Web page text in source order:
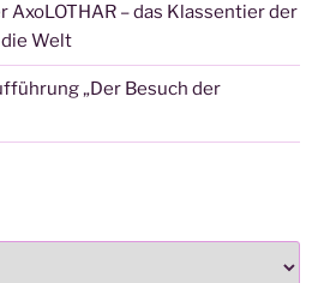
AxoLOTHAR – das Klassentier der
Welt
„Der Besuch der